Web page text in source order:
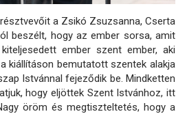
a Zsikó Zsuzsanna, Cserta
beszélt, hogy az ember sorsa, amit
ember szent ember, aki
kiállításon bemutatott szentek alakja
Istvánnal fejeződik be. Mindketten
hogy eljöttek Szent Istvánhoz, itt
öröm és megtiszteltetés, hogy a